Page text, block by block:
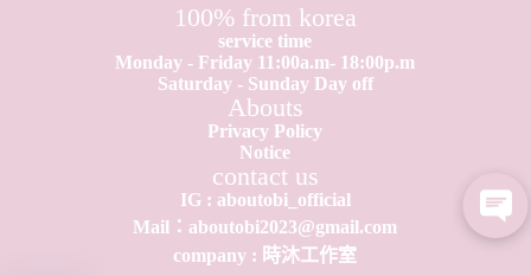
100% from korea
service time
Monday - Friday 11:00a.m- 18:00p.m
Saturday - Sunday Day off
Abouts
Privacy Policy
Notice
contact us
IG : aboutobi_official
Mail：aboutobi2023@gmail.com
company : 時沐工作室